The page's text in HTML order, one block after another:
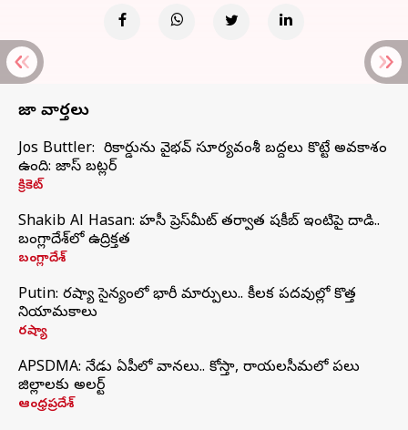
తాజా వార్తలు
Jos Buttler: నా రికార్డును వైభవ్ సూర్యవంశీ బద్దలు కొట్టే అవకాశం
ఉంది: జాస్ బట్లర్
క్రికెట్
Shakib Al Hasan: హసీనా ప్రెస్‌మీట్‌ తర్వాత షకీబ్‌ ఇంటిపై దాడి..
బంగ్లాదేశ్‌లో ఉద్రిక్తత
బంగ్లాదేశ్
Putin: రష్యా సైన్యంలో భారీ మార్పులు.. కీలక పదవుల్లో కొత్త
నియామకాలు
రష్యా
APSDMA: నేడు ఏపీలో వానలు.. కోస్తా, రాయలసీమలో పలు
జిల్లాలకు అలర్ట్
ఆంధ్రప్రదేశ్